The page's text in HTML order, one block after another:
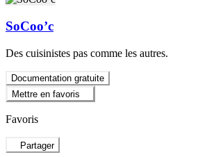
SoCoo’c
Des cuisinistes pas comme les autres.
Documentation gratuite
Mettre en favoris
Favoris
Partager